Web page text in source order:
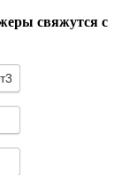
свяжутся с